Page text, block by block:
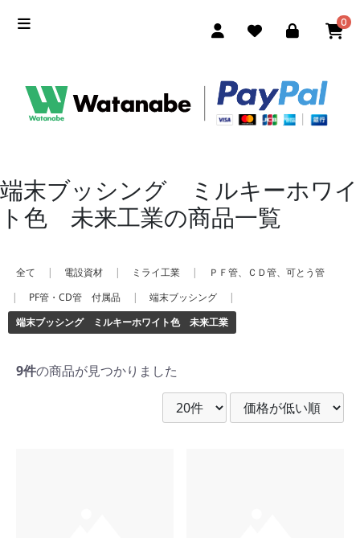
0
端末ブッシング ミルキーホワイ
ト色 未来工業の商品一覧
全て | 電設資材 | ミライ工業 |
ＰＦ管、ＣＤ管、可とう管
|
PF管・CD管 付属品 | 端末ブッシング
|
端末ブッシング ミルキーホワイト色 未来工業
9件の商品が見つかりました